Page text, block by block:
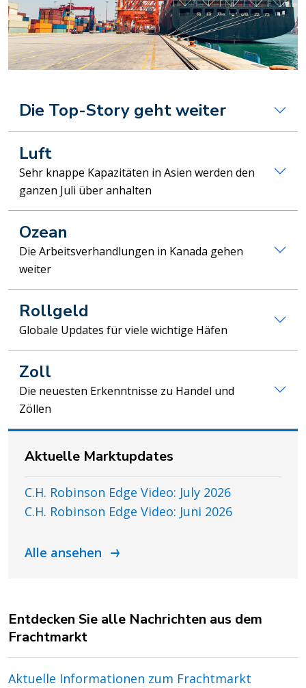
Die Top-Story geht weiter
Luft
Sehr knappe Kapazitäten in Asien werden den
ganzen Juli über anhalten
Ozean
Die Arbeitsverhandlungen in Kanada gehen
weiter
Rollgeld
Globale Updates für viele wichtige Häfen
Zoll
Die neuesten Erkenntnisse zu Handel und
Zöllen
Aktuelle Marktupdates
C.H. Robinson Edge Video: July 2026
C.H. Robinson Edge Video: Juni 2026
Alle ansehen
Entdecken Sie alle Nachrichten aus dem
Frachtmarkt
Aktuelle Informationen zum Frachtmarkt